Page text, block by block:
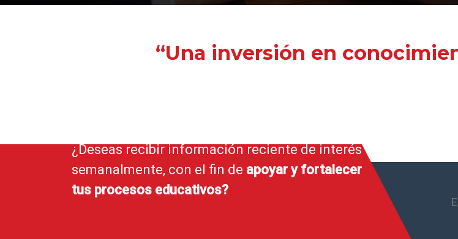
“Una inversión en
¿Deseas recibir información reciente de interés
semanalmente, con el fin de apoyar y fortalecer
tus procesos educativos?